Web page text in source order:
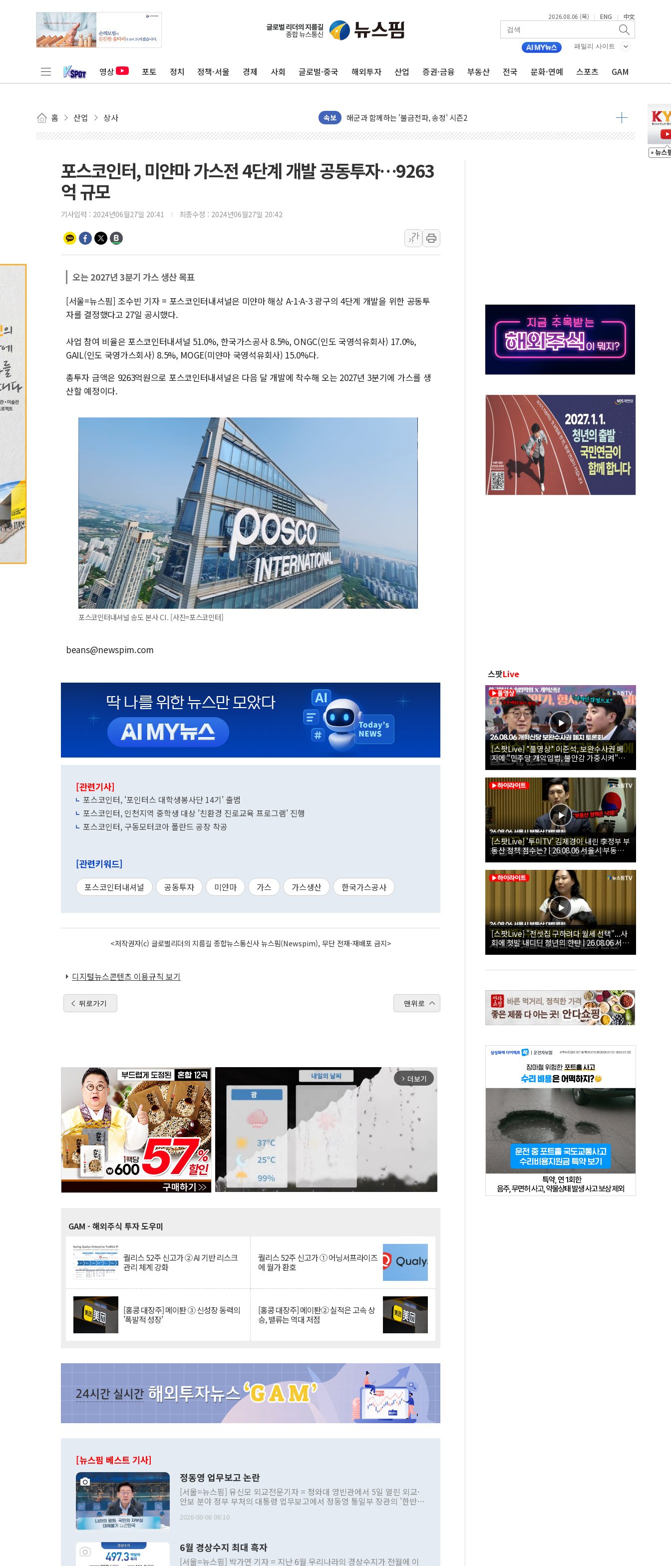
2026.08.06 (목) | ENG | 中文
패밀리 사이트
영상 포토 정치 정책·서울 경제 사회 글로벌·중국 해외투자 산업 증권·금융 부동산 전국 문화·연예 스포츠 GAM
홈 산업 상사 속보
주한미군 "오산기지 누출, 백린 아닌 무해한 표면 부식 물질"
구미 폐염산처리업체서 불 2시간30여분만에 진화...외국인 노동자 숨져
강원도 폭염특보 11일째…온열질환·가축 피해 최소화 '총력 대응'
[코인 시황] 비트코인, ETF 자금 유입에도 박스권…美 암호화폐 법안 처리 여부도 변수
강원·전라권 폭염중대경보 확대…온열질환자 2665명·사망 23명
빚투·레버리지 줄었지만, 반도체 두 종목에 코스피 '휘청'
법원, '관저 이전 봐주기 감사' 유병호 구속적부심 기각
성폭력 피해자 보호단체, 경찰수사개혁위에 보완수사권 폐지 우려 전달
[종합] 특검, '양평' 원희룡 2차 조사…'당정대 회의' 한동훈·방기선 수사도 속도
제천 바이오밸리 공장 옥상서 불…30여분 만에 진화
개혁신당 "민주, '盧 수사' 악연으로 형사사법 틀 바꿔…국민 불안감 가중"
CJ온스타일, 2분기 영업익 260억원…전년 比 21.2%↑
포스코인터, 미얀마 가스전 4단계 개발 공동투자…9263
억 규모
기사입력 : 2024년06월27일 20:41 최종수정 : 2024년06월27일 20:42
가
가
오는 2027년 3분기 가스 생산 목표
[서울=뉴스핌] 조수빈 기자 = 포스코인터내셔널은 미얀마 해상 A-1·A-3 광구의 4단계 개발을 위한 공동투
자를 결정했다고 27일 공시했다.
사업 참여 비율은 포스코인터내셔널 51.0%, 한국가스공사 8.5%, ONGC(인도 국영석유회사) 17.0%,
GAIL(인도 국영가스회사) 8.5%, MOGE(미얀마 국영석유회사) 15.0%다.
총투자 금액은 9263억원으로 포스코인터내셔널은 다음 달 개발에 착수해 오는 2027년 3분기에 가스를 생
산할 예정이다.
포스코인터내셔널 송도 본사 CI. [사진=포스코인터]
beans@newspim.com
[관련기사]
포스코인터, '포인터스 대학생봉사단 14기' 출범
포스코인터, 인천지역 중학생 대상 '친환경 진로교육 프로그램' 진행
포스코인터, 구동모터코아 폴란드 공장 착공
[관련키워드]
포스코인터내셔널 공동투자 미얀마 가스 가스생산 한국가스공사
<저작권자(c) 글로벌리더의 지름길 종합뉴스통신사 뉴스핌(Newspim), 무단 전재-재배포 금지>
디지털뉴스콘텐츠 이용규칙 보기
뒤로가기 맨위로
arrow_forward_ios 더보기
GAM - 해외주식 투자 도우미
퀄리스 52주 신고가 ② AI 기반 리스크
관리 체계 강화
퀄리스 52주 신고가 ① 어닝서프라이즈
에 월가 환호
[홍콩 대장주] 메이퇀 ③ 신성장 동력의
'폭발적 성장'
[홍콩 대장주] 메이퇀② 실적은 고속 상
승, 밸류는 역대 저점
[뉴스핌 베스트 기사]
정동영 업무보고 논란
[서울=뉴스핌] 유신모 외교전문기자 = 청와대 영빈관에서 5일 열린 외교·
안보 분야 정부 부처의 대통령 업무보고에서 정동영 통일부 장관의 '한반도
발언 중에는 정부 내 조율을 거치지 않은 사안을 정책으로 추진하겠다고 공
주의적 희망에 근거한 비현실적 구상'이라는 비판을 내놨다. 그동안 정 장
관의 대북 정책 관련 발언이 물의를 빚은 적은 여러 번 있지만 대통령과 유
2026-08-06 06:10
6월 경상수지 최대 흑자
[서울=뉴스핌] 박가연 기자 = 지난 6월 우리나라의 경상수지가 전월에 이
스팟Live
[스팟Live] *풀영상* 이준석, 보완수사권 폐
지에 "민주당 개악입법, 불안감 가중시켜"｜
26.08.06 개혁신당 보완수사권 폐지 토론회
[스팟Live] '투미TV' 김제경이 내린 李정부 부
동산 정책 점수는? | 26.08.06 서울시 부동산
대토론회
[스팟Live] "전셋집 구하려다 월세 선택"...사
회에 첫발 내디딘 청년의 한탄 | 26.08.06 서울
시 부동산 대토론회